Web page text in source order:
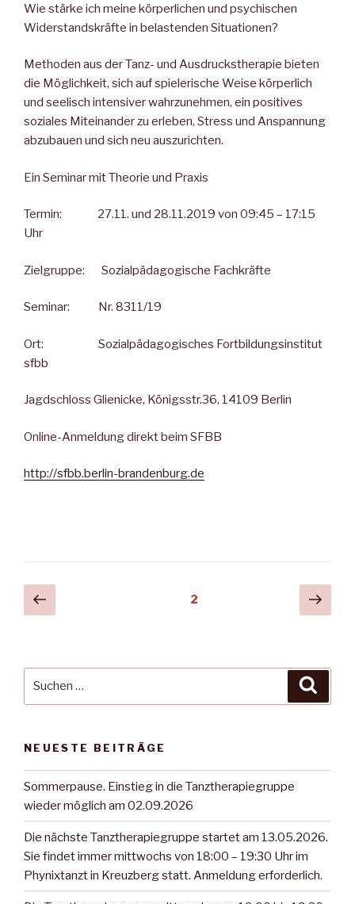
Wie stärke ich meine körperlichen und psychischen
Widerstandskräfte in belastenden Situationen?
Methoden aus der Tanz- und Ausdruckstherapie bieten
die Möglichkeit, sich auf spielerische Weise körperlich
und seelisch intensiver wahrzunehmen, ein positives
soziales Miteinander zu erleben, Stress und Anspannung
abzubauen und sich neu auszurichten.
Ein Seminar mit Theorie und Praxis
Termin: 27.11. und 28.11.2019 von 09:45 – 17:15
Uhr
Zielgruppe: Sozialpädagogische Fachkräfte
Seminar: Nr. 8311/19
Ort: Sozialpädagogisches Fortbildungsinstitut
sfbb
Jagdschloss Glienicke, Königsstr.36, 14109 Berlin
Online-Anmeldung direkt beim SFBB
http://sfbb.berlin-brandenburg.de
Beitragsnavigation
Vorherige
Seite
2
NEUESTE BEITRÄGE
Sommerpause. Einstieg in die Tanztherapiegruppe
wieder möglich am 02.09.2026
Die nächste Tanztherapiegruppe startet am 13.05.2026.
Sie findet immer mittwochs von 18:00 – 19:30 Uhr im
Phynixtanzt in Kreuzberg statt. Anmeldung erforderlich.